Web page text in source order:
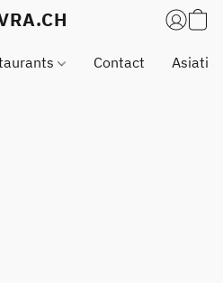
Contact